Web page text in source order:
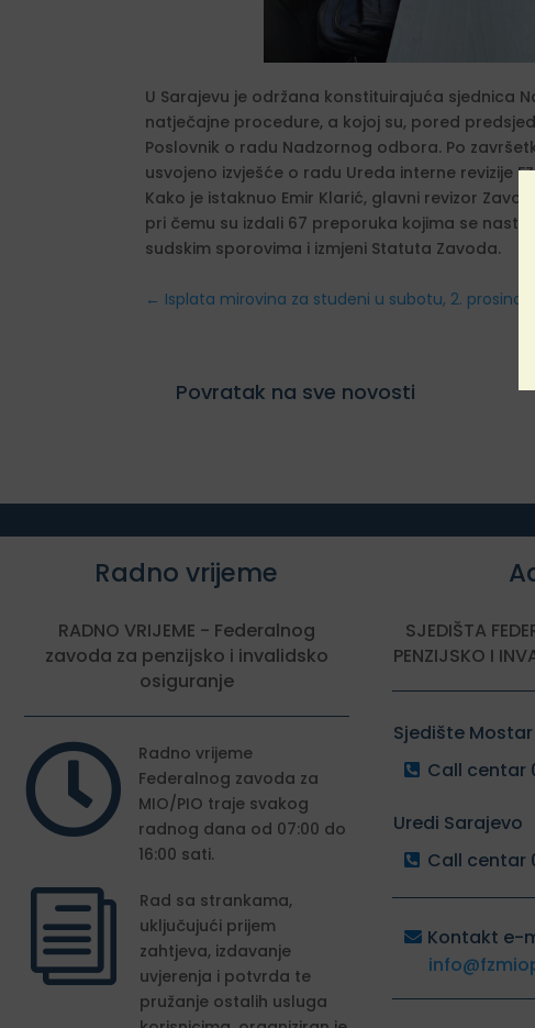
U Sarajevu je održana konstituirajuća sjednica
natječajne procedure, a kojoj su, pored
Poslovnik o radu Nadzornog odbora. Po
usvojeno izvješće o radu Ureda interne revizije
Kako je istaknuo Emir Klarić, glavni revizor
pri čemu su izdali 67 preporuka kojima se
sudskim sporovima i izmjeni Statuta Zavoda.
← Isplata mirovina za studeni u subotu, 2. prosinca
Povratak na sve novosti
Radno vrijeme
RADNO VRIJEME - Federalnog
zavoda za penzijsko i invalidsko
osiguranje

Radno vrijeme
Federalnog zavoda za
MIO/PIO traje svakog
radnog dana od 07:00 do
16:00 sati.
i
Rad sa strankama,
uključujući prijem
zahtjeva, izdavanje
uvjerenja i potvrda te
pružanje ostalih usluga
SJEDIŠTA
PENZIJSKO I
Sjedište Mostar
Call centar
Uredi Sarajevo
Call centar
Kontakt e-